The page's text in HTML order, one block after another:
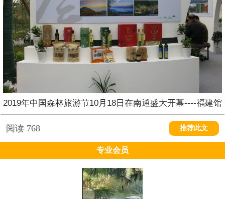
2019年中国森林旅游节10月18日在南通盛大开幕----福建馆
阅读 768 推荐此文
专业会员